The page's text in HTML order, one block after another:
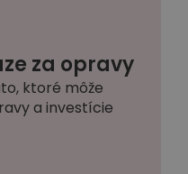
za opravy
ktoré môže
a investície